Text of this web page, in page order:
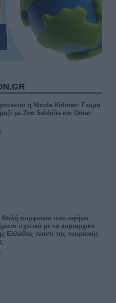
η Nicole Kidman: Γεύμα
με Zoe Saldaña και Omar
Θολή συμφωνία που αφήνει
σχετικά με τα κυριαρχικά
Ελλάδας έναντι της τουρκικής